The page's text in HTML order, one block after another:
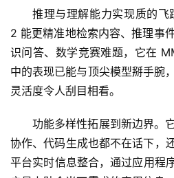
推理与理解能力实现质的
2 能更精准地检索内容、推理事
识问答、数学竞赛难题，它在
中的表现已能与顶尖模型掰手腕
灵活度令人刮目相看。
功能多样性拓展到新边界。
协作、代码生成也都不在话下，
平台实时信息整合，通过应用程